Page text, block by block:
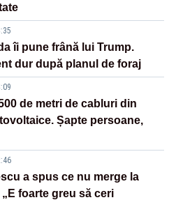
îi pune frână lui Trump.
dur după planul de foraj
de metri de cabluri din
Șapte persoane,
a spus ce nu merge la
foarte greu să ceri